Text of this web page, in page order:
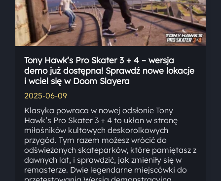
Tony Hawk’s Pro Skater 3 + 4 – wersja
demo już dostępna! Sprawdź nowe lokacje
i wciel się w Doom Slayera
2025-06-09
Klasyka powraca w nowej odsłonie Tony
Hawk’s Pro Skater 3 + 4 to ukłon w stronę
miłośników kultowych deskorolkowych
przygód. Tym razem możesz wrócić do
odświeżonych skateparków, które pamiętasz z
dawnych lat, i sprawdzić, jak zmieniły się w
remasterze. Dwie legendarne miejscówki do